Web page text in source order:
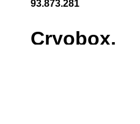
93.873.281
Cryobox,